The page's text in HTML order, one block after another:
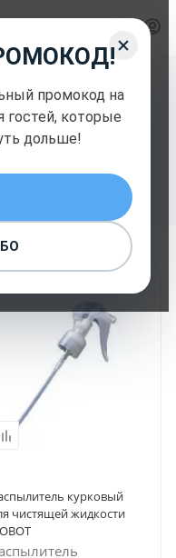
Hobot
Hobot
9
курковый
чистящей жидкости
промокод на
гостей, которые
дольше!